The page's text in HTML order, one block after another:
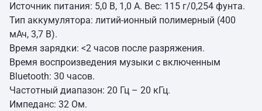
Источник питания: 5,0 В, 1,0 А. Вес: 115 г/0,254 фунта.
Тип аккумулятора: литий-ионный полимерный (400
мАч, 3,7 В).
Время зарядки: <2 часов после разряжения.
Время воспроизведения музыки с включенным
Bluetooth: 30 часов.
Частотный диапазон: 20 Гц – 20 кГц.
Импеданс: 32 Ом.